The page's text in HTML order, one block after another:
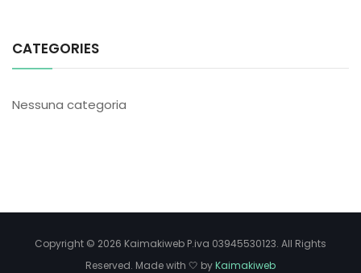
CATEGORIES
Nessuna categoria
Copyright © 2026 Kaimakiweb P.iva 03945530123. All Rights
Reserved. Made with 🤍 byKaimakiweb